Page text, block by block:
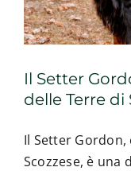
Il Setter
delle Terre di
Il Setter
Scozzese, è una